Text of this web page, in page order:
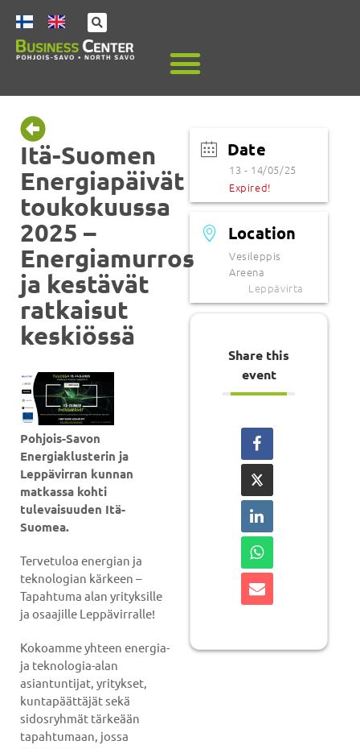
Itä-Suomen
Energiapäivät
toukokuussa
2025 –
Energiamurros
ja kestävät
ratkaisut
keskiössä
Pohjois-Savon
Energiaklusterin ja
Leppävirran kunnan
matkassa kohti
tulevaisuuden Itä-
Suomea.
Tervetuloa energian ja
teknologian kärkeen –
Tapahtuma alan yrityksille
ja osaajille Leppävirralle!
Kokoamme yhteen energia-
ja teknologia-alan
asiantuntijat, yritykset,
kuntapäättäjät sekä
sidosryhmät tärkeään
tapahtumaan, jossa
Date
13 - 14/05/25
Expired!
Location
Vesileppis
Areena
Leppävirta
Share this
event